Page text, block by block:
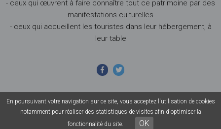
- ceux qui œuvrent à faire connaître tout ce patrimoine par des
manifestations culturelles
- ceux qui accueillent les touristes dans leur hébergement, à
leur table
© 2026 Sentiers en France - Tous droits réservés - Photos non
Mentions légales-CGU
En poursuivant votre navigation sur ce site, vous acceptez l'utilisation de cookies
notamment pour réaliser des statistiques de visites afin d'optimiser la
fonctionnalité du site.
OK